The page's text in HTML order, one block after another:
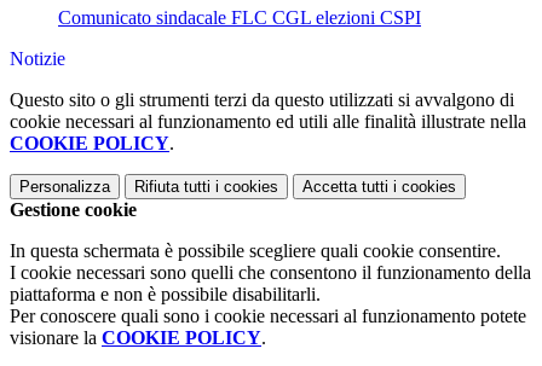
Comunicato sindacale FLC CGL elezioni CSPI
Notizie
Questo sito o gli strumenti terzi da questo utilizzati si avvalgono di
cookie necessari al funzionamento ed utili alle finalità illustrate nella
COOKIE POLICY.
Personalizza Rifiuta tutti i cookies Accetta tutti i cookies
Gestione cookie
In questa schermata è possibile scegliere quali cookie consentire.
I cookie necessari sono quelli che consentono il funzionamento della
piattaforma e non è possibile disabilitarli.
Per conoscere quali sono i cookie necessari al funzionamento potete
visionare la COOKIE POLICY.